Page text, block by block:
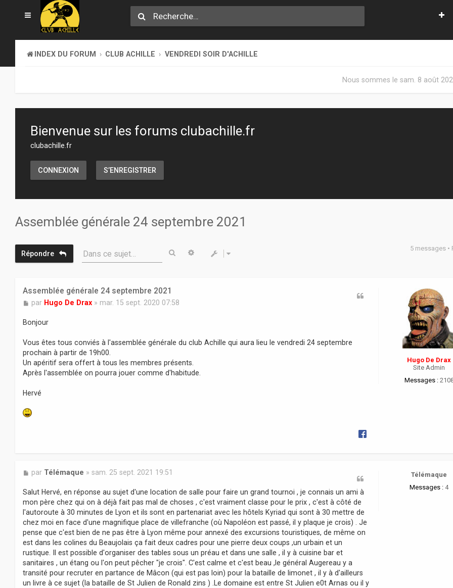
INDEX DU FORUM CLUB ACHILLE VENDREDI SOIR D'ACHILLE
Nous sommes le sam. 8 août
Bienvenue sur les forums clubachille.fr
clubachille.fr
CONNEXION S’ENREGISTRER
Assemblée générale 24 septembre 2021
Répondre Dans ce sujet… RechercherRecherche avancée 5 messages •
Hugo De Drax
Site Admin
Messages :
Assemblée générale 24 septembre 2021
M
s
s
g
e
par Hugo De Drax» mar. 15 sept. 2020 07:58
Bonjour
Vous êtes tous conviés à l'assemblée générale du club Achille qui aura lieu le vendredi 24 septembre
prochain à partir de 19h00.
Un apéritif sera offert à tous les membres présents.
Après l'assemblée on pourra jouer comme d'habitude.
Hervé
Télémaque
Messages : 4
M
s
s
a
g
e
par Télémaque » sam. 25 sept. 2021 19:51
Salut Hervé, en réponse au sujet d'une location de salle pour faire un grand tournoi , je connais un ami à
mon père chez qui on à déjà fait pas mal de choses , c'est vraiment classe pour le prix , c'est à côté de
l'autoroute à 30 minutes de Lyon et ils sont en partenariat avec les hôtels Kyriad qui sont à 30 mettre de
chez moi en face d'une magnifique place de villefranche (où Napoléon est passé, il y plaque je crois) . Je
pense que c'est bien de ne pas être à Lyon même pour annexé des excursions touristiques, de même on
est dans les colines du Beaujolais ça fait deux cadres pour une pierre deux coups ,un urbain et un
rustique. Il est possible d'organiser des tables sous un préau et dans une salle , il y à cuisine bar et
sanitaires , un étang ou l'on peut pêcher "je crois". C'est calme et c'est beau ,le général Augereau y a
transité pour recruter en partance de Mâcon (qui est pas loin) pour la bataille de limonet , il y à d'ailleurs
un livre à ce sujet (la bataille de St Julien de Ronald zins ) .Le domaine est entre St Julien e0t Arnas ou il y